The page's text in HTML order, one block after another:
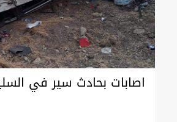
اصابات بحادث سير في